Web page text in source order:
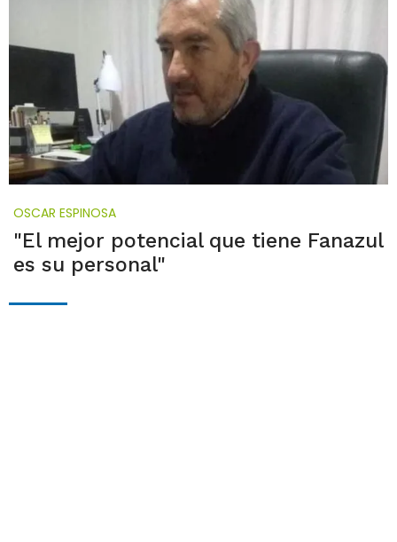
OSCAR ESPINOSA
"El mejor potencial que tiene Fanazul
es su personal"